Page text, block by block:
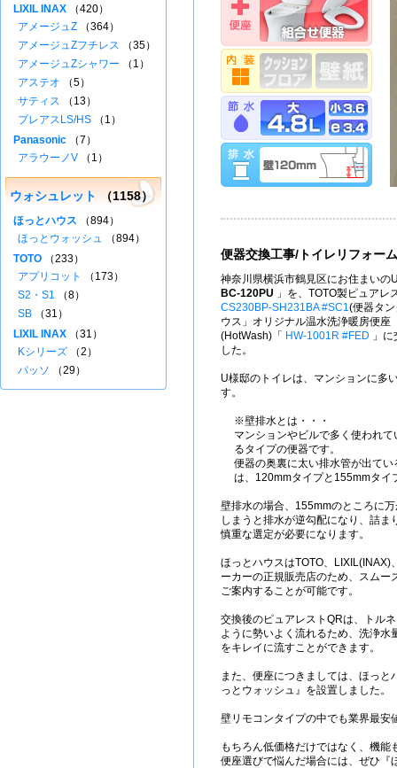
便器交換工事/トイレリフォーム
神奈川県横浜市鶴見区にお住まいの
BC-120PU 」を、TOTO製ピュアレ
CS230BP-SH231BA #SC1(便器タ
ウス」オリジナル温水洗浄暖房便座
(HotWash)「
HW-1001R #FED 」
した。
U様邸のトイレは、マンションに多
す。
※壁排水とは・・・
マンションやビルで多く使われ
るタイプの便器です。
便器の奥裏に太い排水管が出て
は、120mmタイプと155mmタイ
壁排水の場合、155mmのところに
しまうと排水が逆勾配になり、詰ま
慎重な選定が必要になります。
ほっとハウスはTOTO、LIXIL(INAX)
ーカーの正規販売店のため、スムー
ご案内することが可能です。
交換後のピュアレストQRは、トル
ように勢いよく流れるため、洗浄水
をキレイに流すことができます。
また、便座につきましては、ほっと
っとウォッシュ』を設置しました。
壁リモコンタイプの中でも業界最安
もちろん低価格だけではなく、機能
便座選びで悩んだ場合には、ぜひ『
LIXIL INAX （420）
アメージュZ （364）
アメージュZフチレス （35）
アメージュZシャワー （1）
アステオ （5）
サティス （13）
プレアスLS/HS （1）
Panasonic （7）
アラウーノV （1）
ウォシュレット （1158）
ほっとハウス （894）
ほっとウォッシュ （894）
TOTO （233）
アプリコット
（173）
S2・S1 （8）
SB （31）
LIXIL INAX （31）
Kシリーズ （2）
パッソ （29）